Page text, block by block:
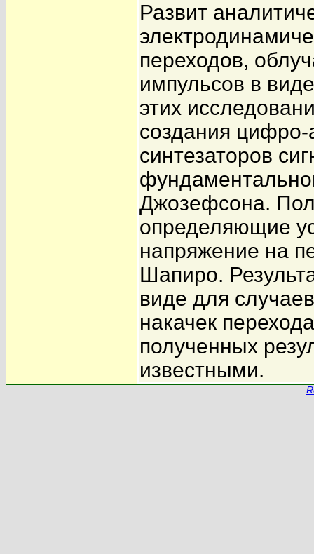
Развит
переходов,
импульсов в
этих
создания цифро-
синтезаторов
Джозефсона.
определяющие
напряжение на
Шапиро.
виде для
накачек
полученных
известными.